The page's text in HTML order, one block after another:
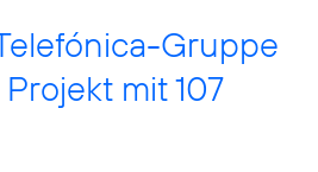
Gruppe
mit 107